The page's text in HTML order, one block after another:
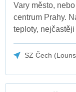
Vary město,
centrum Prahy.
teploty, nejčastěji
SZ Čech